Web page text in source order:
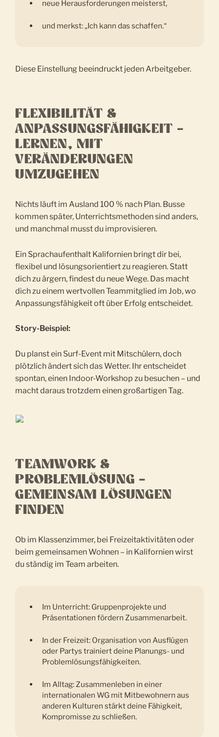
neue Herausforderungen meisterst,
und merkst: „Ich kann das schaffen.“
Diese Einstellung beeindruckt jeden Arbeitgeber.
FLEXIBILITÄT &
ANPASSUNGSFÄHIGKEIT –
LERNEN, MIT
VERÄNDERUNGEN
UMZUGEHEN
Nichts läuft im Ausland 100 % nach Plan. Busse
kommen später, Unterrichtsmethoden sind anders,
und manchmal musst du improvisieren.
Ein Sprachaufenthalt Kalifornien bringt dir bei,
flexibel und lösungsorientiert zu reagieren. Statt
dich zu ärgern, findest du neue Wege. Das macht
dich zu einem wertvollen Teammitglied im Job, wo
Anpassungsfähigkeit oft über Erfolg entscheidet.
Story-Beispiel:
Du planst ein Surf-Event mit Mitschülern, doch
plötzlich ändert sich das Wetter. Ihr entscheidet
spontan, einen Indoor-Workshop zu besuchen – und
macht daraus trotzdem einen großartigen Tag.
TEAMWORK &
PROBLEMLÖSUNG –
GEMEINSAM LÖSUNGEN
FINDEN
Ob im Klassenzimmer, bei Freizeitaktivitäten oder
beim gemeinsamen Wohnen – in Kalifornien wirst
du ständig im Team arbeiten.
Im Unterricht: Gruppenprojekte und
Präsentationen fördern Zusammenarbeit.
In der Freizeit: Organisation von Ausflügen
oder Partys trainiert deine Planungs- und
Problemlösungsfähigkeiten.
Im Alltag: Zusammenleben in einer
internationalen WG mit Mitbewohnern aus
anderen Kulturen stärkt deine Fähigkeit,
Kompromisse zu schließen.